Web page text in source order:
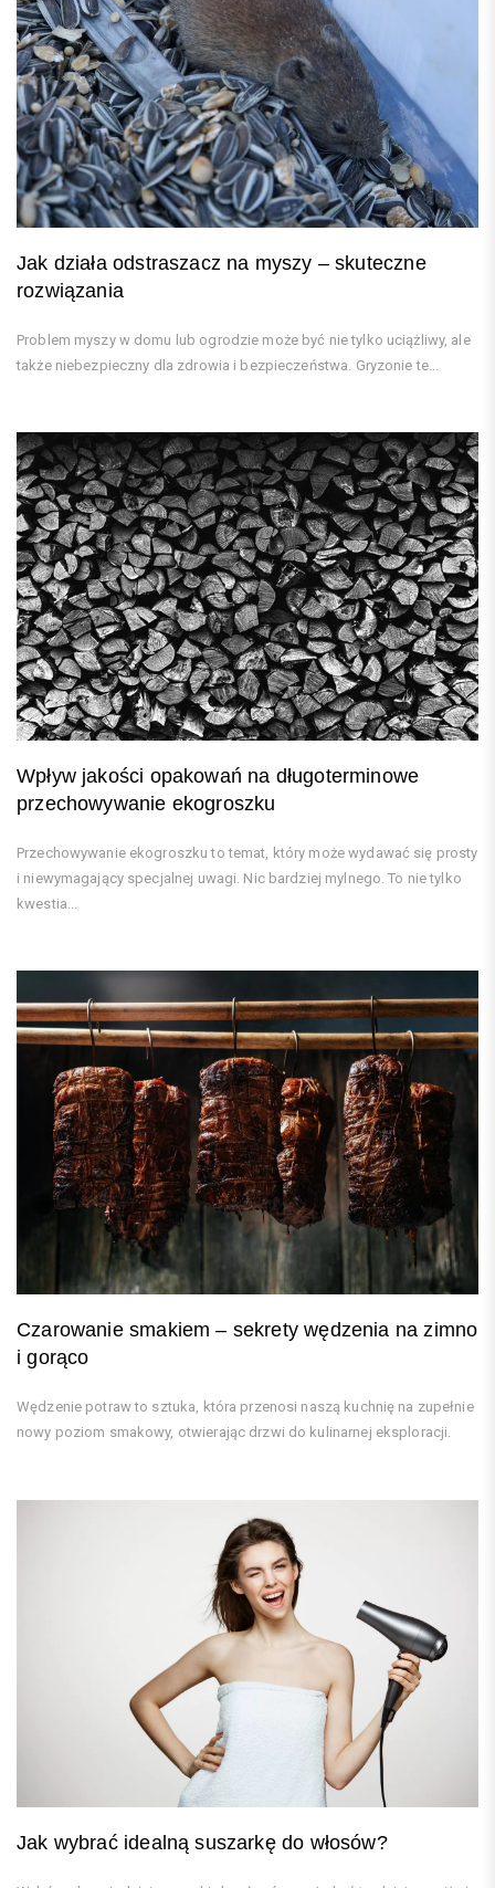
Jak działa odstraszacz na myszy – skuteczne
rozwiązania
Problem myszy w domu lub ogrodzie może być nie tylko uciążliwy, ale
także niebezpieczny dla zdrowia i bezpieczeństwa. Gryzonie te...
Wpływ jakości opakowań na długoterminowe
przechowywanie ekogroszku
Przechowywanie ekogroszku to temat, który może wydawać się prosty
i niewymagający specjalnej uwagi. Nic bardziej mylnego. To nie tylko
kwestia...
Czarowanie smakiem – sekrety wędzenia na zimno
i gorąco
Wędzenie potraw to sztuka, która przenosi naszą kuchnię na zupełnie
nowy poziom smakowy, otwierając drzwi do kulinarnej eksploracji.
Jak wybrać idealną suszarkę do włosów?